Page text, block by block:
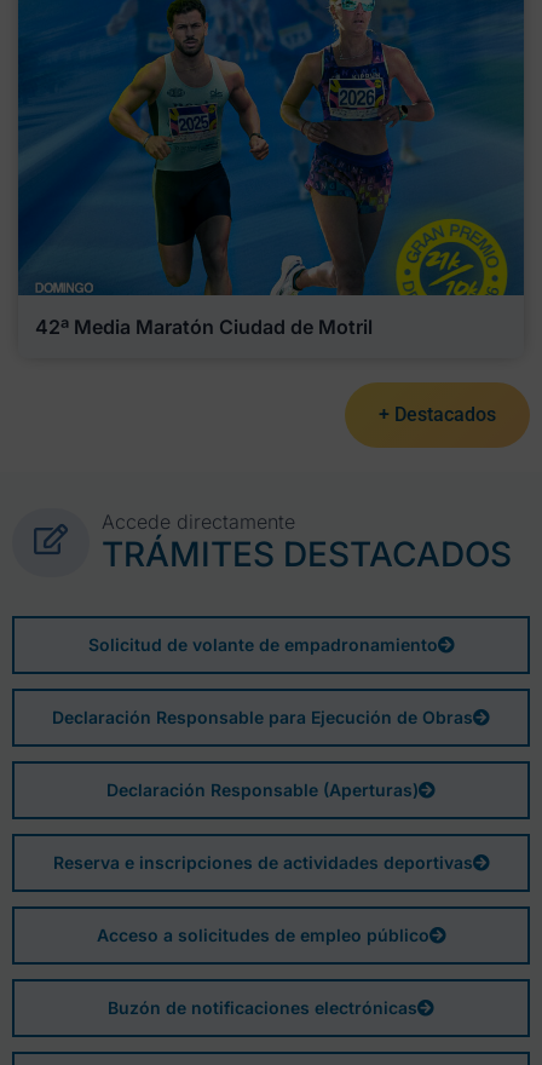
42ª Media Maratón Ciudad de Motril
+ Destacados
Accede directamente
TRÁMITES DESTACADOS
Solicitud de volante de empadronamiento
Declaración Responsable para Ejecución de Obras
Declaración Responsable (Aperturas)
Reserva e inscripciones de actividades deportivas
Acceso a solicitudes de empleo público
Buzón de notificaciones electrónicas